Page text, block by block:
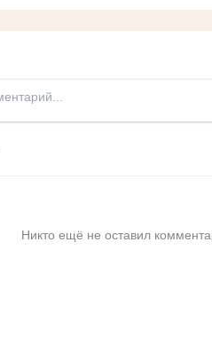
Никто ещё не оставил